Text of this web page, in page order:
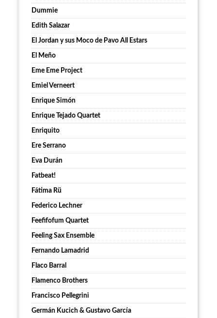
Dummie
Edith Salazar
El Jordan y sus Moco de Pavo All Estars
El Meño
Eme Eme Project
Emiel Verneert
Enrique Simón
Enrique Tejado Quartet
Enriquito
Ere Serrano
Eva Durán
Fatbeat!
Fátima Rü
Federico Lechner
Feefifofum Quartet
Feeling Sax Ensemble
Fernando Lamadrid
Flaco Barral
Flamenco Brothers
Francisco Pellegrini
Germán Kucich & Gustavo García